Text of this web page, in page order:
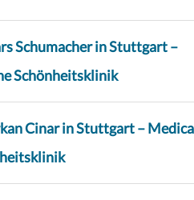
Schumacher in Stuttgart –
Schönheitsklinik
Cinar in Stuttgart –